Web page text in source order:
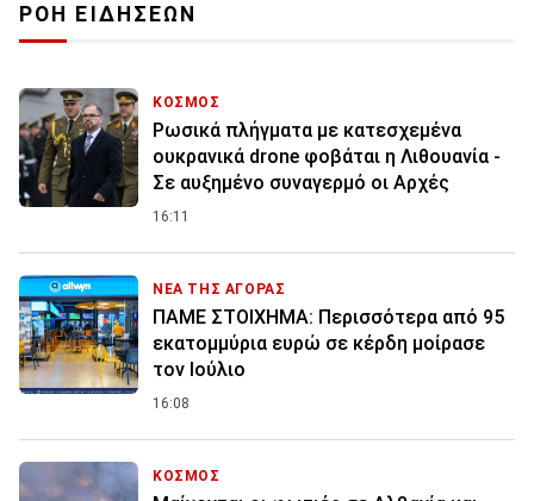
ΡΟΗ ΕΙΔΗΣΕΩΝ
ΚΟΣΜΟΣ
Ρωσικά πλήγματα με κατεσχεμένα
ουκρανικά drone φοβάται η Λιθουανία -
Σε αυξημένο συναγερμό οι Αρχές
16:11
ΝΕΑ ΤΗΣ ΑΓΟΡΑΣ
ΠΑΜΕ ΣΤΟΙΧΗΜΑ: Περισσότερα από 95
εκατομμύρια ευρώ σε κέρδη μοίρασε
τον Ιούλιο
16:08
ΚΟΣΜΟΣ